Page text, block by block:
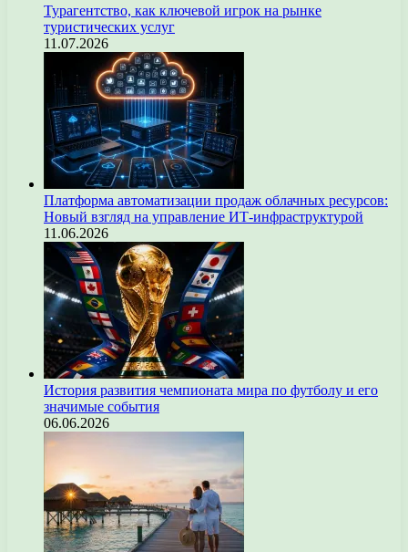
Турагентство, как ключевой игрок на рынке
туристических услуг
11.07.2026
Платформа автоматизации продаж облачных ресурсов:
Новый взгляд на управление ИТ-инфраструктурой
11.06.2026
История развития чемпионата мира по футболу и его
значимые события
06.06.2026